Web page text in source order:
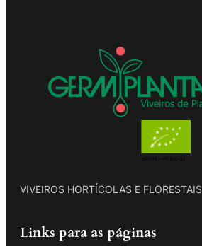
VIVEIROS HORTÍCOLAS E FLORESTAIS
Links para as páginas